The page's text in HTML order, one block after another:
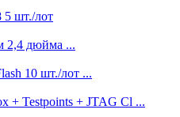
5 шт./лот
2,4 дюйма ...
10 шт./лот ...
+ Testpoints + JTAG Cl ...